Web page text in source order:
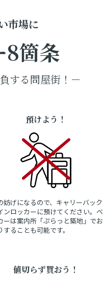
市場に
8箇条
する問屋街！－
預けよう！
妨げになるので、キャリーバック
ンロッカーに預けてください。ベ
ーは案内所「ぷらっと築地」でお
することも可能です。
値切らず買おう！